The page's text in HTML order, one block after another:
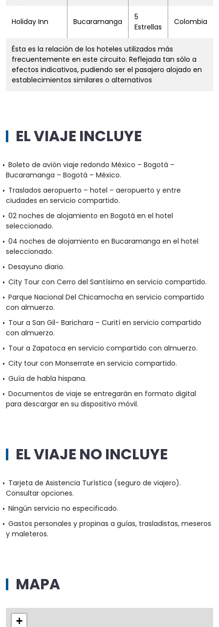
Holiday Inn Bucaramanga
5
Estrellas
Colombia
Ésta es la relación de los hoteles utilizados más
frecuentemente en este circuito. Reflejada tan sólo a
efectos indicativos, pudiendo ser el pasajero alojado en
establecimientos similares o alternativos
EL VIAJE INCLUYE
Boleto de avión viaje redondo México – Bogotá –
Bucaramanga – Bogotá – México.
Traslados aeropuerto – hotel – aeropuerto y entre
ciudades en servicio compartido.
02 noches de alojamiento en Bogotá en el hotel
seleccionado.
04 noches de alojamiento en Bucaramanga en el hotel
seleccionado.
Desayuno diario.
City Tour con Cerro del Santísimo en servicio compartido.
Parque Nacional Del Chicamocha en servicio compartido
con almuerzo.
Tour a San Gil- Barichara – Curití en servicio compartido
con almuerzo.
Tour a Zapatoca en servicio compartido con almuerzo.
City tour con Monserrate en servicio compartido.
Guía de habla hispana.
Documentos de viaje se entregarán en formato digital
para descargar en su dispositivo móvil.
EL VIAJE NO INCLUYE
Tarjeta de Asistencia Turística (seguro de viajero).
Consultar opciones.
Ningún servicio no especificado.
Gastos personales y propinas a guías, trasladistas, meseros
y maleteros.
MAPA
+